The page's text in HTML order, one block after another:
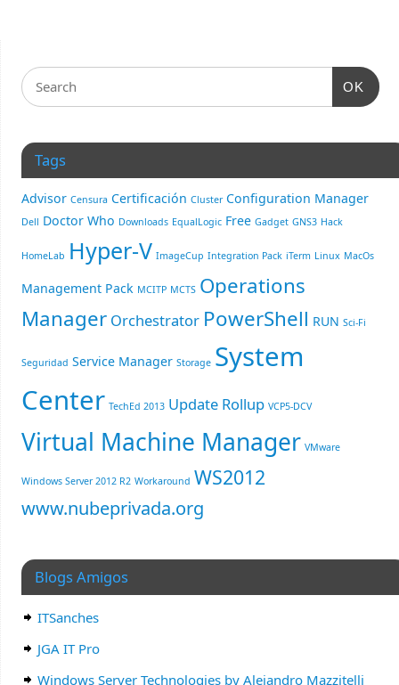
OK
Tags
Advisor Censura Certificación Cluster Configuration Manager
Dell Doctor Who Downloads EqualLogic Free Gadget GNS3 Hack
HomeLab Hyper-V ImageCup Integration Pack iTerm Linux MacOs
Management Pack MCITP MCTS Operations
Manager Orchestrator PowerShell RUN Sci-Fi
Seguridad Service Manager Storage System
Center TechEd 2013 Update Rollup VCP5-DCV
Virtual Machine Manager VMware
Windows Server 2012 R2 Workaround WS2012
www.nubeprivada.org
Blogs Amigos
ITSanches
JGA IT Pro
Windows Server Technologies by Alejandro Mazzitelli